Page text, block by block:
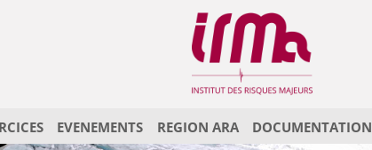
EVENEMENTS REGION ARA DOCUMENTATION